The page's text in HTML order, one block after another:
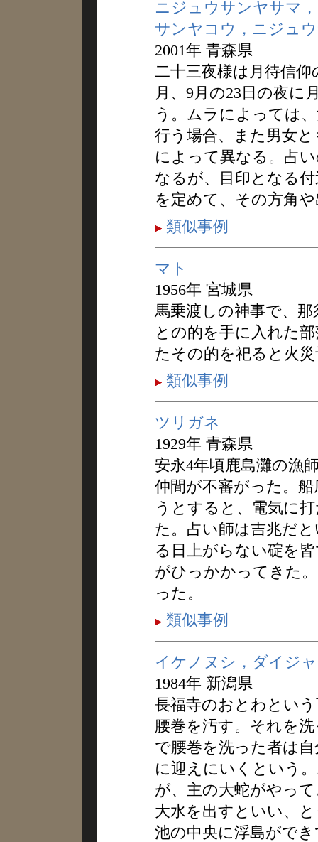
ニジュウサンヤサマ
サンヤコウ，ニジュ
2001年 青森県
二十三夜様は月待信
月、9月の23日の夜に
う。ムラによっては
行う場合、また男女
によって異なる。占
なるが、目印となる
を定めて、その方角
類似事例
マト
1956年 宮城県
馬乗渡しの神事で、
との的を手に入れた
たその的を祀ると火
類似事例
ツリガネ
1929年 青森県
安永4年頃鹿島灘の漁
仲間が不審がった。
うとすると、電気に
た。占い師は吉兆だ
る日上がらない碇を
がひっかかってきた
った。
類似事例
イケノヌシ，ダイジャ
1984年 新潟県
長福寺のおとわとい
腰巻を汚す。それを
で腰巻を洗った者は
に迎えにいくという
が、主の大蛇がやっ
大水を出すといい、
池の中央に浮島がで